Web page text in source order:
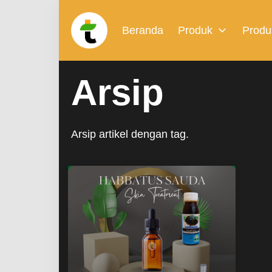
Beranda Produk
Arsip
Arsip artikel dengan tag.